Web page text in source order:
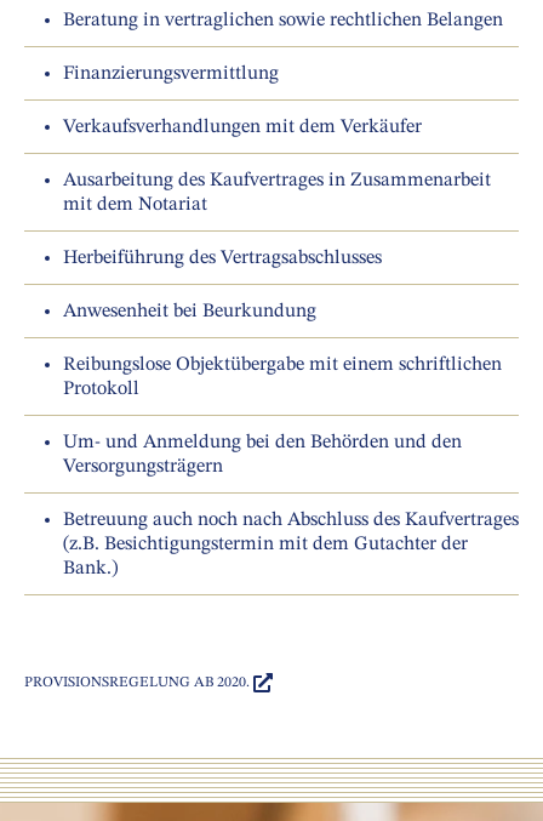
Beratung in vertraglichen sowie rechtlichen Belangen
Finanzierungsvermittlung
Verkaufsverhandlungen mit dem Verkäufer
Ausarbeitung des Kaufvertrages in Zusammenarbeit
mit dem Notariat
Herbeiführung des Vertragsabschlusses
Anwesenheit bei Beurkundung
Reibungslose Objektübergabe mit einem schriftlichen
Protokoll
Um- und Anmeldung bei den Behörden und den
Versorgungsträgern
Betreuung auch noch nach Abschluss des Kaufvertrages
(z.B. Besichtigungstermin mit dem Gutachter der
Bank.)
PROVISIONSREGELUNG AB 2020.